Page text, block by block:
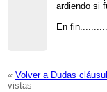
ardiendo si
En
« Volver a Dudas
vistas